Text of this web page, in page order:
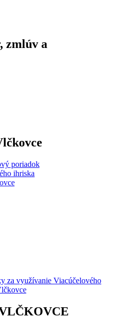
zmlúv a
za využívanie Viacúčelového